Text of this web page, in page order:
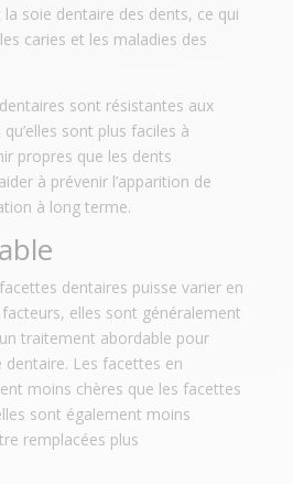
soie dentaire des dents, ce qui
caries et les maladies des
sont résistantes aux
sont plus faciles à
propres que les dents
à prévenir l’apparition de
à long terme.
dentaires puisse varier en
elles sont généralement
traitement abordable pour
dentaire. Les facettes en
moins chères que les facettes
sont également moins
remplacées plus